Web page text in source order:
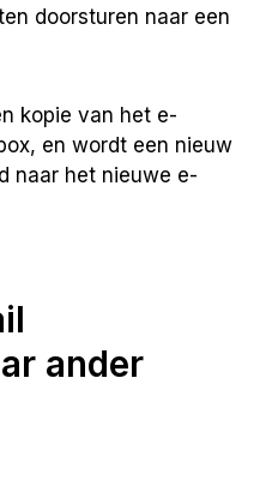
doorsturen naar een
kopie van het e-
en wordt een nieuw
naar het nieuwe e-
ander